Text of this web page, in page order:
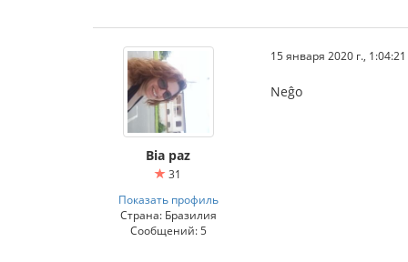
Bia paz
31
Показать профиль
Страна: Бразилия
Сообщений: 5
15 января 2020 г., 1:04:21
Neĝo